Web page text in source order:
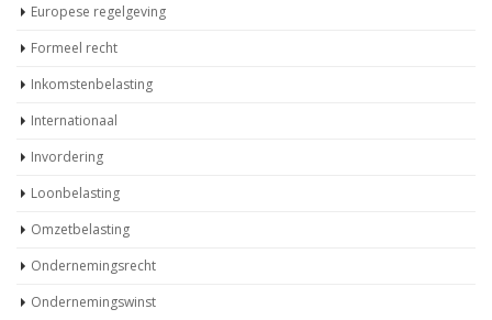
Europese regelgeving
Formeel recht
Inkomstenbelasting
Internationaal
Invordering
Loonbelasting
Omzetbelasting
Ondernemingsrecht
Ondernemingswinst